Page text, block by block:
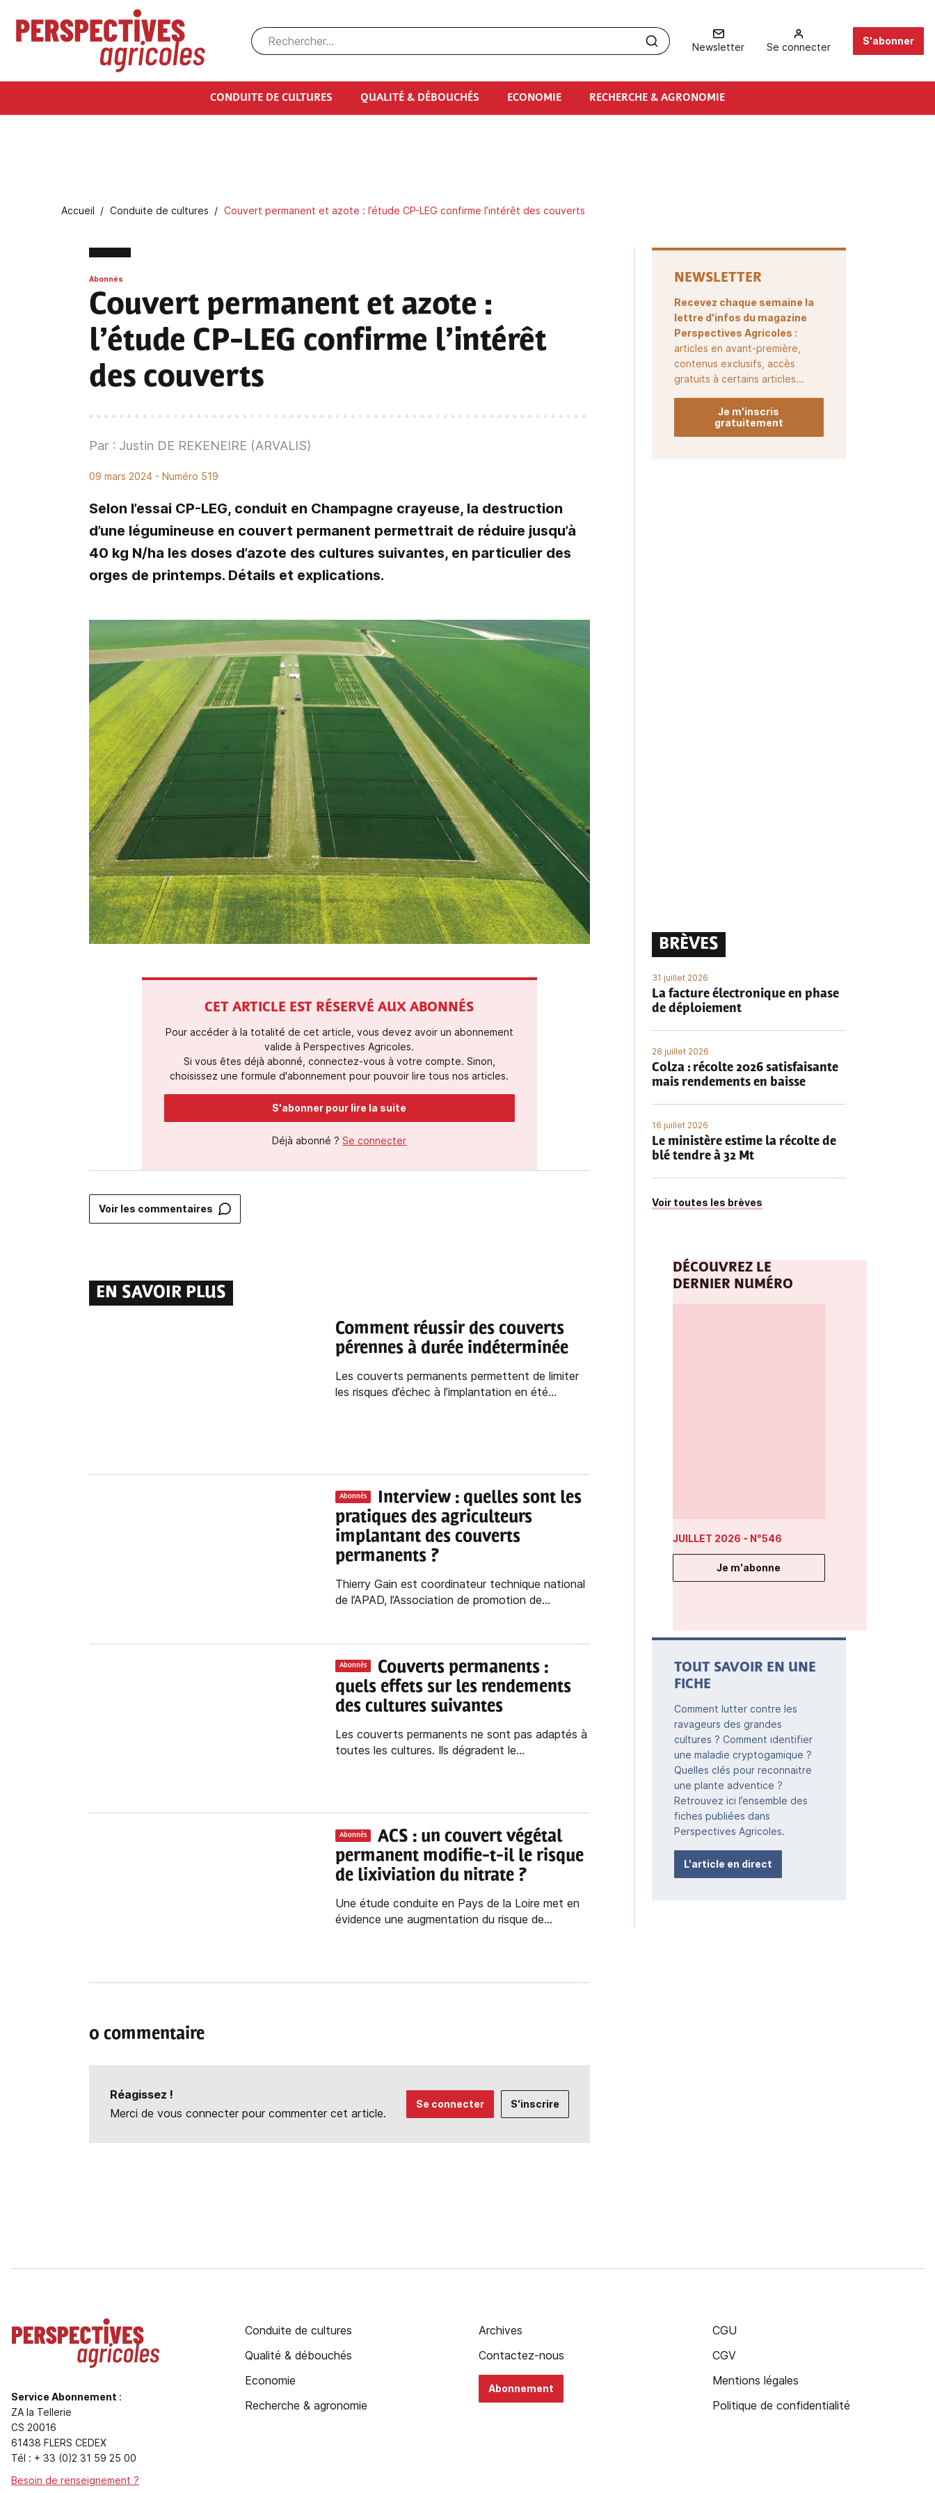
Aller au contenu principal
Newsletter Se connecter
S'abonner
CONDUITE DE CULTURES QUALITÉ & DÉBOUCHÉS ECONOMIE RECHERCHE & AGRONOMIE
Fil d'Ariane
Accueil Conduite de cultures Couvert permanent et azote : l’étude CP-LEG confirme l’intérêt des couverts
Abonnés
Couvert permanent et azote :
l’étude CP-LEG confirme l’intérêt
des couverts
Par : Justin DE REKENEIRE (ARVALIS)
09 mars 2024 - Numéro 519
Selon l’essai CP-LEG, conduit en Champagne crayeuse, la destruction
d’une légumineuse en couvert permanent permettrait de réduire jusqu’à
40 kg N/ha les doses d’azote des cultures suivantes, en particulier des
orges de printemps. Détails et explications.
CET ARTICLE EST RÉSERVÉ AUX ABONNÉS
Pour accéder à la totalité de cet article, vous devez avoir un abonnement
valide à Perspectives Agricoles.
Si vous êtes déjà abonné, connectez-vous à votre compte. Sinon,
choisissez une formule d'abonnement pour pouvoir lire tous nos articles.
S'abonner pour lire la suite
Déjà abonné ? Se connecter
Voir les commentaires
EN SAVOIR PLUS
Comment réussir des couverts
pérennes à durée indéterminée
Les couverts permanents permettent de limiter
les risques d’échec à l’implantation en été...
Abonnés
Interview : quelles sont les
pratiques des agriculteurs
implantant des couverts
permanents ?
Thierry Gain est coordinateur technique national
de l’APAD, l’Association de promotion de...
Abonnés
Couverts permanents :
quels effets sur les rendements
des cultures suivantes
Les couverts permanents ne sont pas adaptés à
toutes les cultures. Ils dégradent le...
Abonnés
ACS : un couvert végétal
permanent modifie-t-il le risque
de lixiviation du nitrate ?
Une étude conduite en Pays de la Loire met en
évidence une augmentation du risque de...
0 commentaire
Réagissez !
Merci de vous connecter pour commenter cet article.
Se connecter S'inscrire
NEWSLETTER
Recevez chaque semaine la
lettre d'infos du magazine
Perspectives Agricoles :
articles en avant-première,
contenus exclusifs, accès
gratuits à certains articles...
Je m'inscris
gratuitement
BRÈVES
31 juillet 2026
La facture électronique en phase
de déploiement
28 juillet 2026
Colza : récolte 2026 satisfaisante
mais rendements en baisse
16 juillet 2026
Le ministère estime la récolte de
blé tendre à 32 Mt
Voir toutes les brèves
DÉCOUVREZ LE
DERNIER NUMÉRO
JUILLET 2026 - N°546
Je m'abonne
TOUT SAVOIR EN UNE
FICHE
Comment lutter contre les
ravageurs des grandes
cultures ? Comment identifier
une maladie cryptogamique ?
Quelles clés pour reconnaitre
une plante adventice ?
Retrouvez ici l’ensemble des
fiches publiées dans
Perspectives Agricoles.
L'article en direct
Service Abonnement :
ZA la Tellerie
CS 20016
61438 FLERS CEDEX
Tél : + 33 (0)2 31 59 25 00
Besoin de renseignement ?
Conduite de cultures
Qualité & débouchés
Economie
Recherche & agronomie
Archives
Contactez-nous
Abonnement
CGU
CGV
Mentions légales
Politique de confidentialité